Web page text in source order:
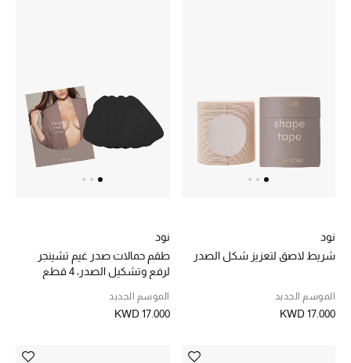
نسوقوا أحدث ما وصلنا
نود
شريط لاصق لتعزيز شكل الصدر
الموسم الجديد
KWD 17.000
نود
طقم حمالات صدر غيم تشينجر
لرفع وتشكيل الصدر، 4 قطع
الموسم الجديد
KWD 17.000